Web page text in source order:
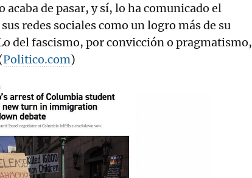
acaba de pasar, y sí, lo ha comunicado el
redes sociales como un logro más de su
del fascismo, por convicción o pragmatismo,
Politico.com)